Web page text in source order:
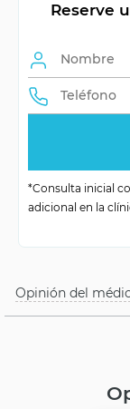
Planificación
paciente
Tecnologías
Reserve
*Consulta inicial
adicional en la
Opinión del